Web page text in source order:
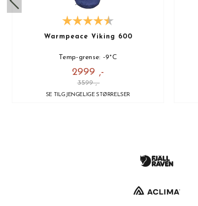
Warmpeace Viking 600
Temp-grense: -9°C
2999 ,-
3599 ,-
SE TILGJENGELIGE STØRRELSER